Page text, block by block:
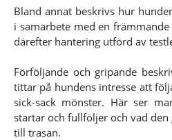
Bland annat beskrivs hur
i samarbete med en
därefter hantering utförd av
Förföljande och gripande
tittar på hundens intresse att
sick-sack mönster. Här ser
startar och fullföljer och vad
till trasan.